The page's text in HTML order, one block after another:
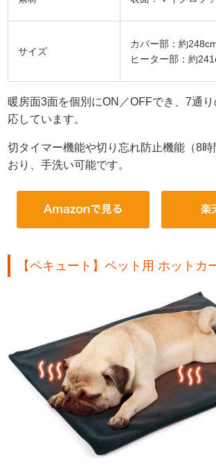
サイズ
カバー部：約
ヒーター部：約
暖房面3面を個別にON／OFFでき、7通
応しています。
切タイマー機能や切り忘れ防止機能（8
おり、手洗い可能です。
【ペキュート】ペット用 ホットカ